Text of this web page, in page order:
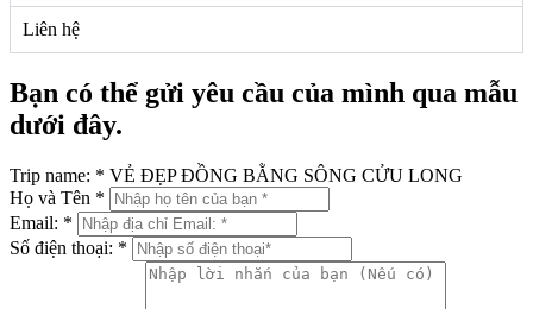
Liên hệ
Bạn có thể gửi yêu cầu của mình qua mẫu
dưới đây.
Trip name: * VẺ ĐẸP ĐỒNG BẰNG SÔNG CỬU LONG
Họ và Tên *
Email: *
Số điện thoại: *